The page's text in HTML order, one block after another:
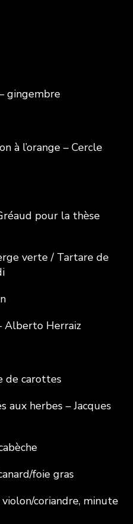
gingembre
à l’orange – Cercle
pour la thèse
verte / Tartare de
Alberto Herraiz
de carottes
aux herbes – Jacques
foie gras
coriandre, minute